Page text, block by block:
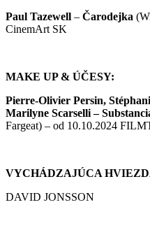
Paul Tazewell – Čarodejka
CinemArt SK
MAKE UP & ÚČESY:
Pierre-Olivier Persin,
Marilyne Scarselli –
Fargeat) – od 10.10.2024
VYCHÁDZAJÚCA
DAVID JONSSON